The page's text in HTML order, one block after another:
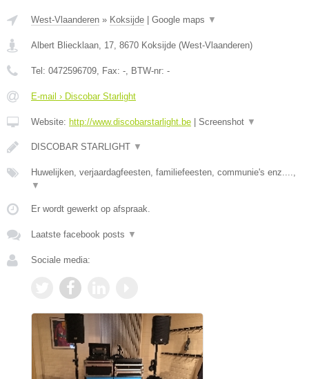
West-Vlaanderen » Koksijde Google maps ▼
Albert Bliecklaan, 17, 8670 Koksijde (West-Vlaanderen)
Tel: 0472596709, Fax: -, BTW-nr: -
E-mail › Discobar Starlight
Website: http://www.discobarstarlight.be Screenshot ▼
DISCOBAR STARLIGHT ▼
Huwelijken, verjaardagfeesten, familiefeesten, communie's enz....,
▼
Er wordt gewerkt op afspraak.
Laatste facebook posts ▼
Sociale media: